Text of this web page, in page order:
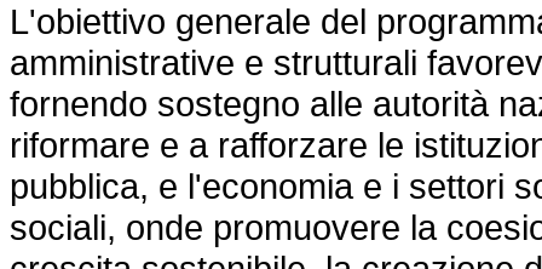
L'obiettivo generale del
amministrative e strutturali
fornendo sostegno alle autorità
riformare e a rafforzare le
pubblica, e l'economia e i settori
sociali, onde promuovere la